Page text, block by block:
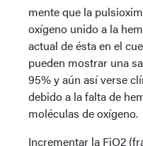
mente que la
oxígeno unido a la
actual de ésta en el
pueden mostrar una
95% y aún así verse
debido a la falta de
moléculas de oxígeno.
Incrementar la FiO2